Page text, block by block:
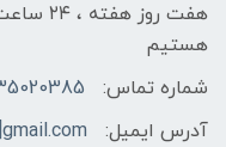
هفت
هستیم
شماره تماس:
آدرس ایمیل: